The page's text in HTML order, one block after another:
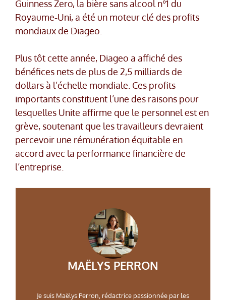
Guinness Zero, la bière sans alcool n°1 du
Royaume‑Uni, a été un moteur clé des profits
mondiaux de Diageo.
Plus tôt cette année, Diageo a affiché des
bénéfices nets de plus de 2,5 milliards de
dollars à l’échelle mondiale. Ces profits
importants constituent l’une des raisons pour
lesquelles Unite affirme que le personnel est en
grève, soutenant que les travailleurs devraient
percevoir une rémunération équitable en
accord avec la performance financière de
l’entreprise.
MAËLYS PERRON
Je suis Maëlys Perron, rédactrice passionnée par les